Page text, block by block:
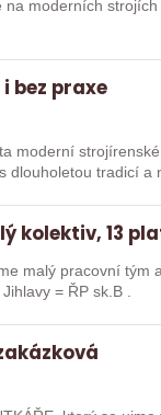
na moderních
bez praxe
moderní
firma s dlouholetou
kolektiv, 13
malý pracovní tým
= ŘP sk.B .